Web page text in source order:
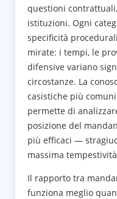
questioni
istituzioni. Ogni
specificità
mirate: i tempi, le
difensive variano
circostanze. La
casistiche più
permette di
posizione del
più efficaci —
massima
Il rapporto tra
funziona meglio